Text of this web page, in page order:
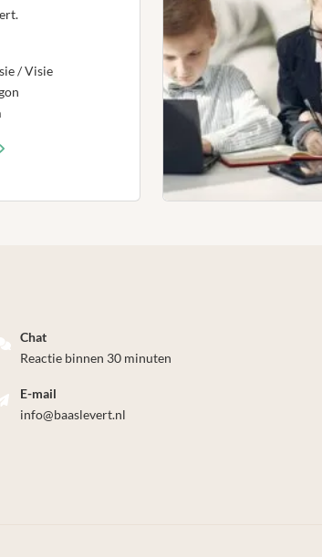
/ Visie
Chat
Reactie binnen 30 minuten
E-mail
info@baaslevert.nl